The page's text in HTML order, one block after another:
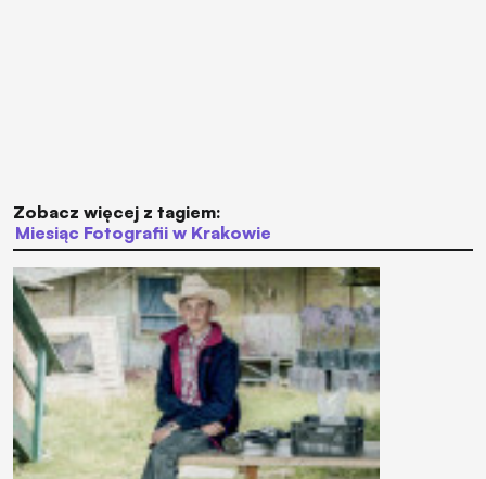
Zobacz więcej z tagiem:
Miesiąc Fotografii w Krakowie